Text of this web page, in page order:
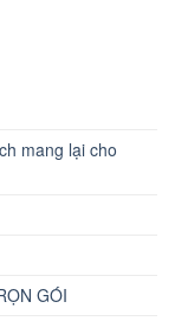
mang lại cho
GÓI